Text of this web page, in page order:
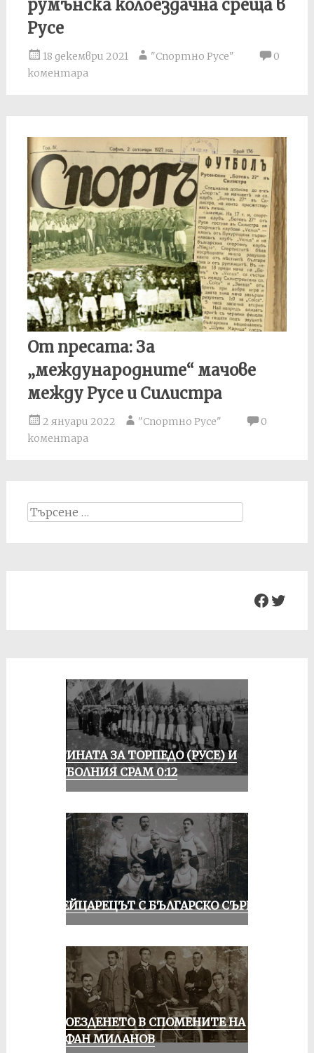
румънска колоездачна среща в
Русе
18 декември 2021 "Спортно Русе"
0
коментара
От пресата: За
„международните“ мачове
между Русе и Силистра
2 януари 2022 "Спортно Русе"
0
коментара
Search
ИСТИНАТА ЗА ТОРПЕДО (РУСЕ) И
ФУТБОЛНИЯ СРАМ 0:12
ШВЕЙЦАРЕЦЪТ С БЪЛГАРСКО СЪРЦЕ
КОЛОЕЗДЕНЕТО В СПОМЕНИТЕ НА
СТЕФАН МИЛАНОВ